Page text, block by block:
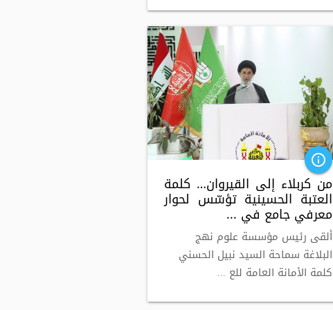
info_outline
من كربلاء إلى القيروان… كلمة
العتبة الحسينية تؤسّس لحوار
معرفي جامع في ...
ألقى رئيس مؤسسة علوم نهج
البلاغة سماحة السيد نبيل الحسني
كلمة الأمانة العامة للع ...